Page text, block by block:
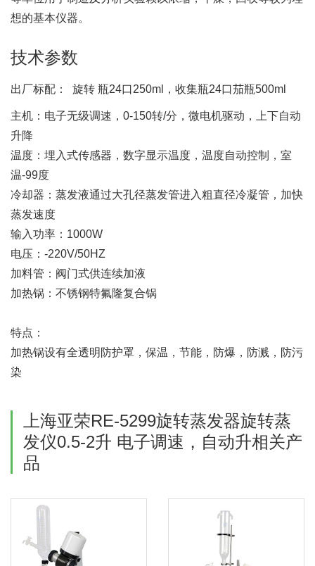
想的基本仪器。
技术参数
出厂标配： 旋转 瓶24口250ml，收集瓶24口茄瓶500ml
主机：电子无级调速，0-150转/分，微电机驱动，上下自动
升降
温度：埋入式传感器，数字显示温度，温度自动控制，室
温-99度
冷却器：蒸发液通过大孔径蒸发管进入粗直径冷凝管，加快
蒸发速度
输入功率：1000W
电压：-220V/50HZ
加料管：阀门式供连续加液
加热锅：不锈钢特氟隆复合锅
特点：
加热锅设有全透明防护罩，保温，节能，防爆，防溅，防污
染
上海亚荣RE-5299旋转蒸发器旋转蒸
发仪0.5-2升 电子调速，自动升相关产
品